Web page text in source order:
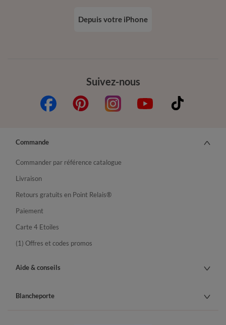
Suivez-nous
Depuis votre iPhone
Commande
Commander par référence catalogue
Livraison
Retours gratuits en Point Relais®
Paiement
Carte 4 Etoiles
(1) Offres et codes promos
Aide & conseils
Blancheporte